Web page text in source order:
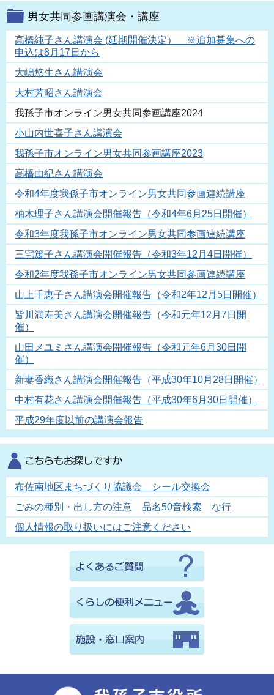
男女共同参画講演会・講座
高橋純子さん講演会 (延期開催決定） ※追加募集への
申込は8月17日から
大嶋悠生さん講演会
大村芳昭さん講演会
我孫子市オンライン男女共同参画講座2024
小山内世喜子さん講演会
我孫子市オンライン男女共同参画講座2023
高橋由紀さん講演会
令和4年度我孫子市オンライン男女共同参画連続講座
柚木理子さん講演会開催報告（令和4年6月25日開催）
令和3年度我孫子市オンライン男女共同参画連続講座
三宅篤子さん講演会開催報告（令和3年12月4日開催）
令和2年度我孫子市オンライン男女共同参画連続講座
山上千恵子さん講演会開催報告（令和2年12月5日開催）
皆川満寿美さん講演会開催報告（令和元年12月7日開
催）
山田メユミさん講演会開催報告（令和元年6月30日開
催）
新妻香織さん講演会開催報告（平成30年10月28日開催）
中村有花さん講演会開催報告（平成30年6月30日開催）
平成29年度以前の講演会報告
布佐南地区まちづくり協議会 シール交換会
ごみの種別・出し方の注意 品名50音検索 な行
個人情報の取り扱いにはご注意ください